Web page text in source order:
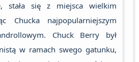
stała się z miejsca wielkim
Chucka najpopularniejszym
Chuck Berry był
w ramach swego gatunku,